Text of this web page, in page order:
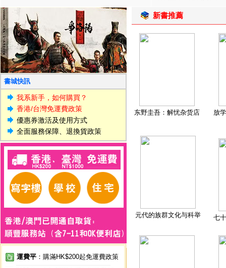
書城快訊
我系新手，如何購買？
香港/台灣免運費政策
優惠券激活及使用方式
全面服務保障、退換貨政策
運費平 ：購滿HK$200起免運費政策
新書推薦
东野圭吾：解忧杂货店 放
元代的族群文化与科举 七